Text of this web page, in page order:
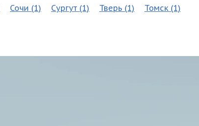
Сочи (1) Сургут (1) Тверь (1)
Томск (1)